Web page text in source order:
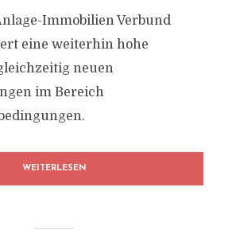
Immobilien Verbund
eine weiterhin hohe
neuen
im Bereich
WEITERLESEN